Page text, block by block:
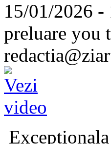
15/01/2026 -
preluare you